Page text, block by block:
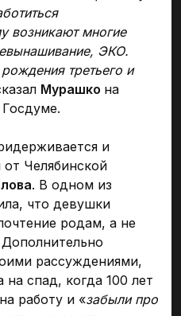
возникают многие
ЭКО.
третьего и
Мурашко на
и
Челябинской
. В одном из
что девушки
родам, а не
рассуждениями,
спад, когда 100 лет
работу и «забыли про